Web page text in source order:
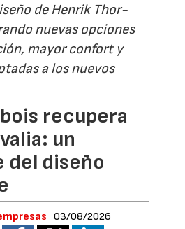
de Henrik Thor-
nuevas opciones
mayor confort y
a los nuevos
recupera
un
diseño
03/08/2026